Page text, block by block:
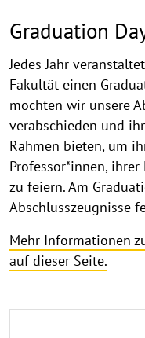
Graduation
Jedes Jahr
Fakultät einen
möchten wir unsere
verabschieden und
Rahmen bieten, um
Professor*innen,
zu feiern. Am
Abschlusszeugnisse
Mehr Informationen
auf dieser Seite.